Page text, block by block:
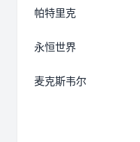
帕特里克
永恒世界
麦克斯韦尔